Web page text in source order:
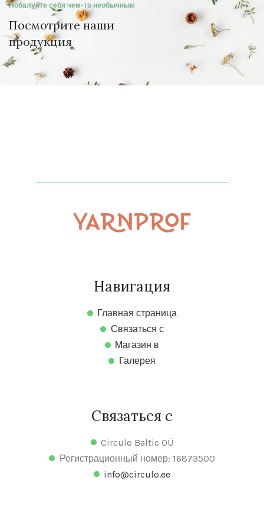
Побалуйте себя чем-то необычным
Посмотрите наши
продукция
Навигация
Главная страница
Связаться с
Магазин в
Галерея
Связаться с
Circulo Baltic OÜ
Регистрационный номер: 16873500
info@circulo.ee